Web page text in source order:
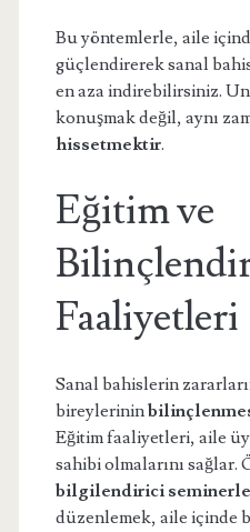
Bu yöntemlerle, aile
güçlendirerek sanal
en aza indirebilirsiniz.
konuşmak değil, aynı
hissetmektir.
Eğitim ve
Faaliyetleri
Sanal bahislerin
bireylerinin
Eğitim faaliyetleri, aile
sahibi olmalarını
bilgilendirici
düzenlemek, aile içinde